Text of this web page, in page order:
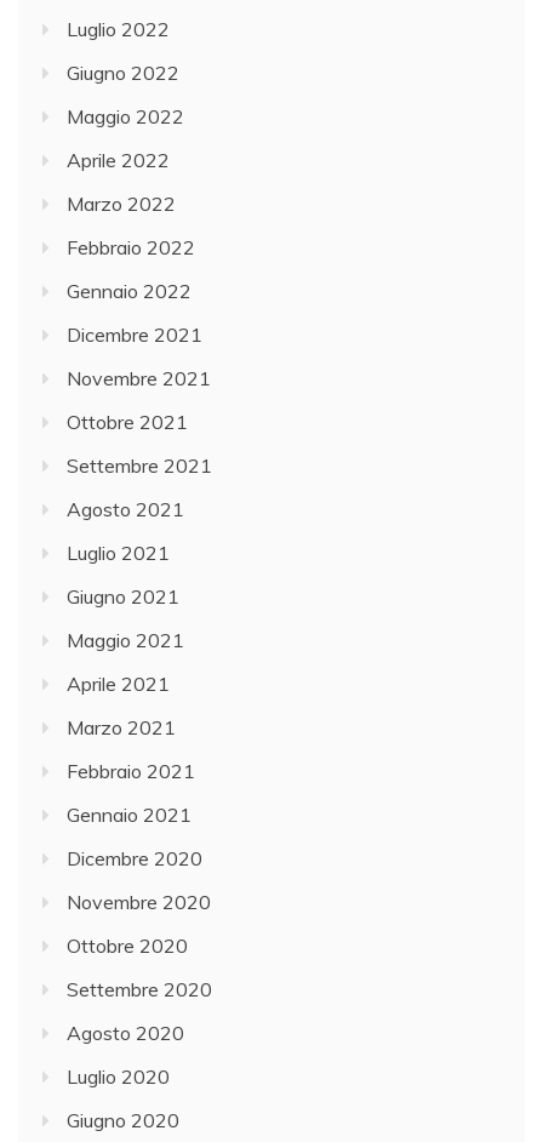
Luglio 2022
Giugno 2022
Maggio 2022
Aprile 2022
Marzo 2022
Febbraio 2022
Gennaio 2022
Dicembre 2021
Novembre 2021
Ottobre 2021
Settembre 2021
Agosto 2021
Luglio 2021
Giugno 2021
Maggio 2021
Aprile 2021
Marzo 2021
Febbraio 2021
Gennaio 2021
Dicembre 2020
Novembre 2020
Ottobre 2020
Settembre 2020
Agosto 2020
Luglio 2020
Giugno 2020